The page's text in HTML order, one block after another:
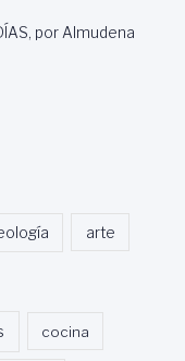
por Almudena
arte
cocina